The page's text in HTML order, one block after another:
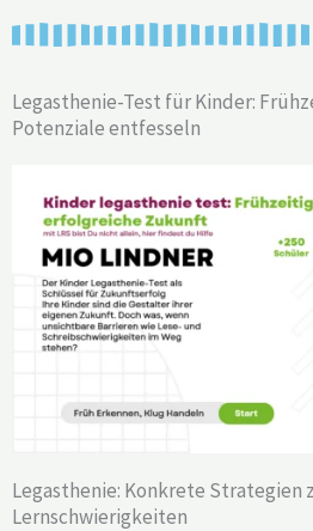
Legasthenie-Test für Kinder:
Potenziale entfesseln
Legasthenie: Konkrete Strategien
Lernschwierigkeiten